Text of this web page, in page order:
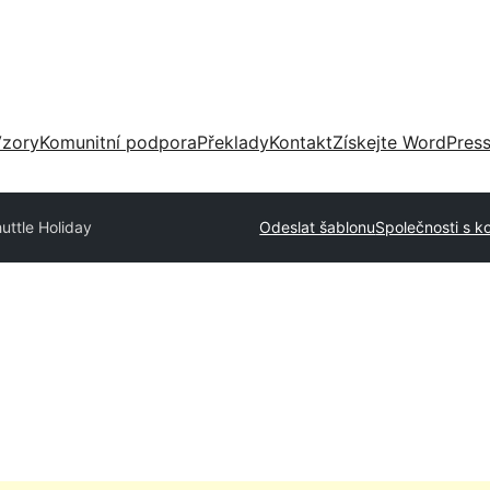
Komunitní podporaPřekladyKontaktZískejte WordPress
Holiday Odeslat šablonuSpolečnosti s